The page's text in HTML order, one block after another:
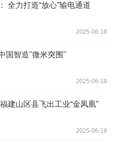
全力打造“放心”输电通道
2025-06-18
国智造"微米突围"
2025-06-18
建山区县飞出工业“金凤凰”
2025-06-18